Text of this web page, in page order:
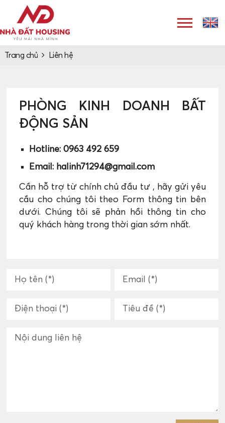
Trang chủ Liên hệ
PHÒNG KINH DOANH BẤT
ĐỘNG SẢN
Hotline: 0963 492 659
Email: halinh71294@gmail.com
Cần hỗ trợ từ chính chủ đầu tư , hãy gửi yêu
cầu cho chúng tôi theo Form thông tin bên
dưới. Chúng tôi sẽ phản hồi thông tin cho
quý khách hàng trong thời gian sớm nhất.